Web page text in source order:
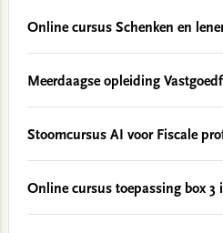
Online cursus Schenken en
Meerdaagse opleiding
Stoomcursus AI voor Fiscale
Online cursus toepassing box 3